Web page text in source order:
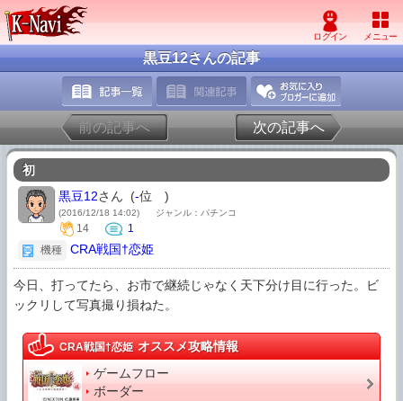
黒豆12さんの記事
前の記事へ 次の記事へ
初
黒豆12さん (-位 )
(2016/12/18 14:02) ジャンル：パチンコ
14
1
機種
CRA戦国†恋姫
今日、打ってたら、お市で継続じゃなく天下分け目に行った。ビ
ックリして写真撮り損ねた。
CRA戦国†恋姫 オススメ攻略情報
ゲームフロー
ボーダー